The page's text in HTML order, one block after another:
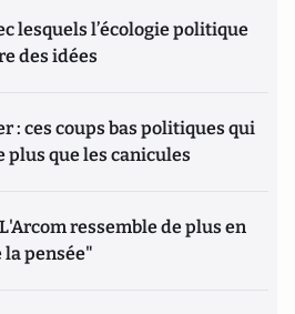
lesquels l’écologie politique
des idées
: ces coups bas politiques qui
plus que les canicules
ressemble de plus en
la pensée"